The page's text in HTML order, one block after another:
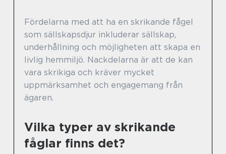
Fördelarna med att ha en skrikande fågel
som sällskapsdjur inkluderar sällskap,
underhållning och möjligheten att skapa en
livlig hemmiljö. Nackdelarna är att de kan
vara skrikiga och kräver mycket
uppmärksamhet och engagemang från
ägaren.
Vilka typer av skrikande
fåglar finns det?